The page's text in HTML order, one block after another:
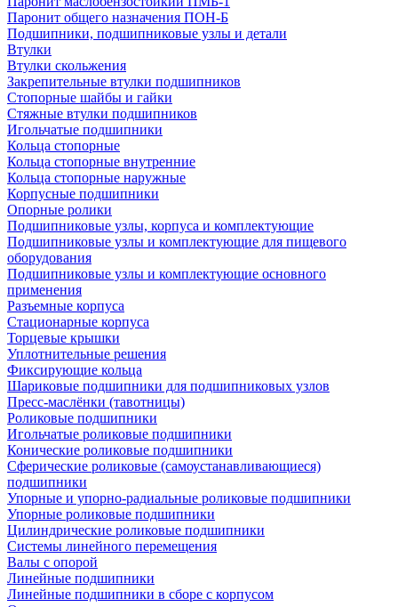
Паронит общего назначения ПОН-Б
Подшипники, подшипниковые узлы и детали
Втулки
Втулки скольжения
Закрепительные втулки подшипников
Стопорные шайбы и гайки
Стяжные втулки подшипников
Игольчатые подшипники
Кольца стопорные
Кольца стопорные внутренние
Кольца стопорные наружные
Корпусные подшипники
Опорные ролики
Подшипниковые узлы, корпуса и комплектующие
Подшипниковые узлы и комплектующие для пищевого
оборудования
Подшипниковые узлы и комплектующие основного
применения
Разъемные корпуса
Стационарные корпуса
Торцевые крышки
Уплотнительные решения
Фиксирующие кольца
Шариковые подшипники для подшипниковых узлов
Пресс-маслёнки (тавотницы)
Роликовые подшипники
Игольчатые роликовые подшипники
Конические роликовые подшипники
Сферические роликовые (самоустанавливающиеся)
подшипники
Упорные и упорно-радиальные роликовые подшипники
Упорные роликовые подшипники
Цилиндрические роликовые подшипники
Системы линейного перемещения
Валы с опорой
Линейные подшипники
Линейные подшипники в сборе с корпусом